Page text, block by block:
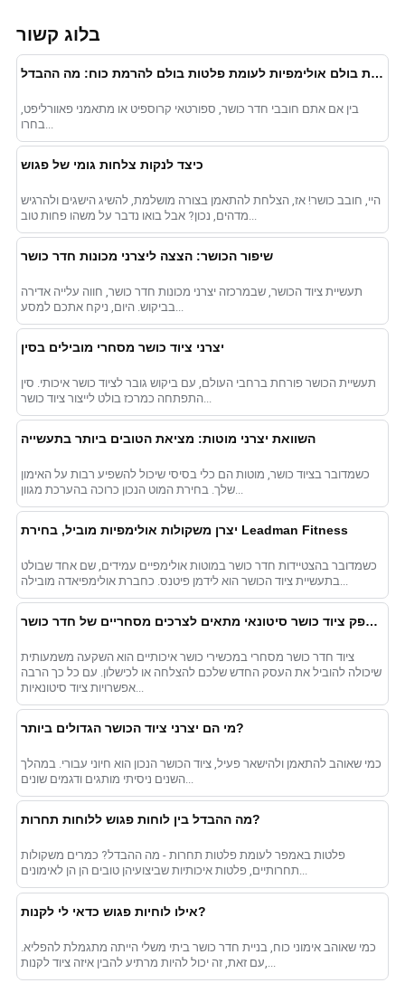
בלוג קשור
פלטות בולם אולימפיות לעומת פלטות בולם להרמת כוח: מה ההבדל?
בין אם אתם חובבי חדר כושר, ספורטאי קרוספיט או מתאמני פאוורליפט,
כיצד לנקות צלחות גומי של פגוש
היי, חובב כושר! אז, הצלחת להתאמן בצורה מושלמת, להשיג הישגים ולהרגיש
שיפור הכושר: הצצה ליצרני מכונות חדר כושר
תעשיית ציוד הכושר, שבמרכזה יצרני מכונות חדר כושר, חווה עלייה אדירה
יצרני ציוד כושר מסחרי מובילים בסין
תעשיית הכושר פורחת ברחבי העולם, עם ביקוש גובר לציוד כושר איכותי. סין
השוואת יצרני מוטות: מציאת הטובים ביותר בתעשייה
כשמדובר בציוד כושר, מוטות הם כלי בסיסי שיכול להשפיע רבות על האימון
יצרן משקולות אולימפיות מוביל, בחירת Leadman Fitness
כשמדובר בהצטיידות חדר כושר במוטות אולימפיים עמידים, שם אחד שבולט
בתעשיית ציוד הכושר הוא לידמן פיטנס. כחברת אולימפיאדה מובילה...
בחירת ספק ציוד כושר סיטונאי מתאים לצרכים מסחריים של חדר כושר
ציוד חדר כושר מסחרי במכשירי כושר איכותיים הוא השקעה משמעותית
שיכולה להוביל את העסק החדש שלכם להצלחה או לכישלון. עם כל כך הרבה
אפשרויות ציוד סיטונאיות...
מי הם יצרני ציוד הכושר הגדולים ביותר?
כמי שאוהב להתאמן ולהישאר פעיל, ציוד הכושר הנכון הוא חיוני עבורי. במהלך
השנים ניסיתי מותגים ודגמים שונים...
מה ההבדל בין לוחות פגוש ללוחות תחרות?
פלטות באמפר לעומת פלטות תחרות - מה ההבדל? כמרים משקולות
תחרותיים, פלטות איכותיות שביצועיהן טובים הן הן לאימונים...
אילו לוחיות פגוש כדאי לי לקנות?
כמי שאוהב אימוני כוח, בניית חדר כושר ביתי משלי הייתה מתגמלת להפליא.